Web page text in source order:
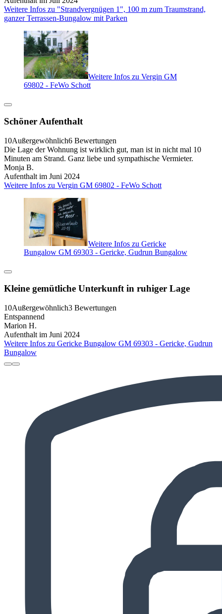
Weitere Infos zu "Strandvergnügen 1", 100 m zum Traumstrand,
ganzer Terrassen-Bungalow mit Parken
Weitere Infos zu Vergin GM
69802 - FeWo Schott
Schöner Aufenthalt
10Außergewöhnlich6 Bewertungen
Die Lage der Wohnung ist wirklich gut, man ist in nicht mal 10
Minuten am Strand. Ganz liebe und sympathische Vermieter.
Monja B.
Aufenthalt im Juni 2024
Weitere Infos zu Vergin GM 69802 - FeWo Schott
Weitere Infos zu Gericke
Bungalow GM 69303 - Gericke, Gudrun Bungalow
Kleine gemütliche Unterkunft in ruhiger Lage
10Außergewöhnlich3 Bewertungen
Entspannend
Marion H.
Aufenthalt im Juni 2024
Weitere Infos zu Gericke Bungalow GM 69303 - Gericke, Gudrun
Bungalow